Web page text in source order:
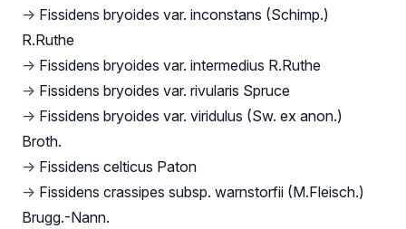
→ Fissidens bryoides var. inconstans (Schimp.)
R.Ruthe
→ Fissidens bryoides var. intermedius R.Ruthe
→ Fissidens bryoides var. rivularis Spruce
→ Fissidens bryoides var. viridulus (Sw. ex anon.)
Broth.
→ Fissidens celticus Paton
→ Fissidens crassipes subsp. warnstorfii (M.Fleisch.)
Brugg.-Nann.